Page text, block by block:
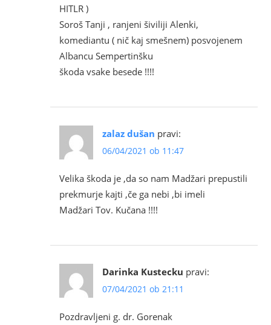
HITLR )
Soroš Tanji , ranjeni šiviliji Alenki,
komediantu ( nič kaj smešnem) posvojenem
Albancu Sempertinšku
škoda vsake besede !!!!
zalaz dušan pravi:
06/04/2021 ob 11:47
Velika škoda je ,da so nam Madžari prepustili
prekmurje kajti ,če ga nebi ,bi imeli
Madžari Tov. Kučana !!!!
Darinka Kustecku pravi:
07/04/2021 ob 21:11
Pozdravljeni g. dr. Gorenak